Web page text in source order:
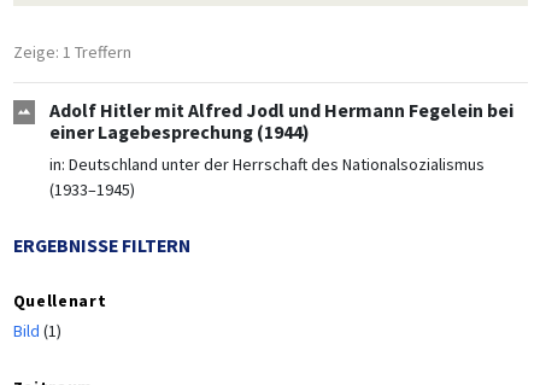
Zeige: 1 Treffern
Adolf Hitler mit Alfred Jodl und Hermann Fegelein bei
einer Lagebesprechung (1944)
in: Deutschland unter der Herrschaft des Nationalsozialismus
(1933–1945)
ERGEBNISSE FILTERN
Quellenart
Bild (1)